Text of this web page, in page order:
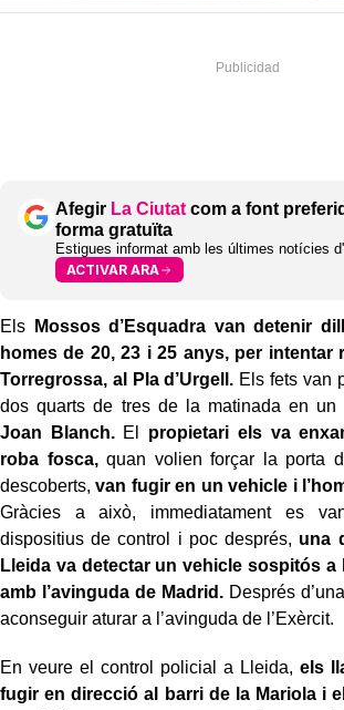
Afegir La Ciutatcom a font
forma gratuïta
Estigues informat amb les últimes notícies
ACTIVAR ARA
Els
Mossos d’Esquadra van detenir
homes de 20, 23 i 25 anys, per intentar
Torregrossa, al Pla d’Urgell. Els fets van
dos quarts de tres de la matinada en un
Joan Blanch.El propietari els va
roba fosca,quan volien forçar la porta
descoberts,van fugir en un vehicle i
Gràcies a això, immediatament es
dispositius de control i poc després, una
Lleida va detectar un vehicle sospitós a
amb l’avinguda de Madrid.Després
aconseguir aturar a l’avinguda de l’Exèrcit.
En veure el control policial a Lleida, els
fugir en direcció al barri de la Mariola i